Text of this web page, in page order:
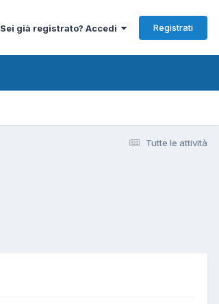
Sei già registrato? Accedi Registrati
Tutte le attività